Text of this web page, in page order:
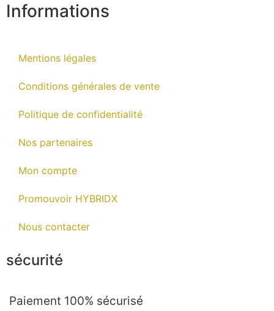
Informations
Mentions légales
Conditions générales de vente
Politique de confidentialité
Nos partenaires
Mon compte
Promouvoir HYBRIDX
Nous contacter
sécurité
Paiement 100% sécurisé